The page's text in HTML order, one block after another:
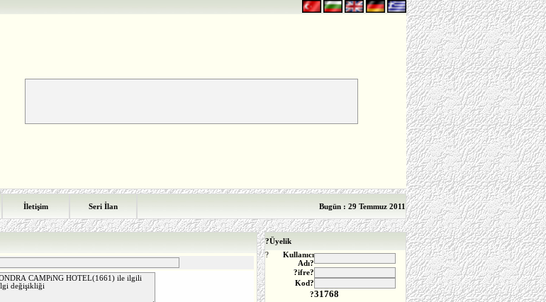
İletişim Seri İlan Bugün : 29 Temmuz 2011
?Üyelik
?
Kullanıcı
Adı?
?ifre?
Kod?
?31768